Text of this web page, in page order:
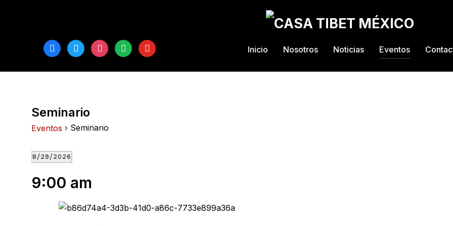
facebook
twitter instagramspotifyyoutube Inicio Nosotros Noticias Eventos
Seminario
Eventos Seminario
Eventos
agosto
8/29/2026
fecha.
9:00 am